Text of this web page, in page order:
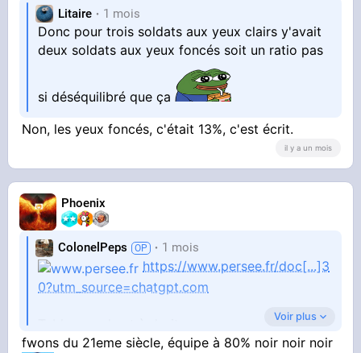
x-en-france?#21031458
C'est pareil avec le parfum et la merde. C'est la
Si vous mélangez les deux, ce n'est pas la
merde qui se met à sentir le parfum, c'est le
Litaire 1 mois
Donc pour trois soldats aux yeux clairs y'avait
deux soldats aux yeux foncés soit un ratio pas
si déséquilibré que ça
Non, les yeux foncés, c'était 13%, c'est écrit.
il y a un mois
Phoenix
ColonelPeps 1 mois
https://www.persee.fr/doc[...]3
0?utm_source=chatgpt.com
Voir plus
fwons du 21eme siècle, équipe à 80% noir noir noir